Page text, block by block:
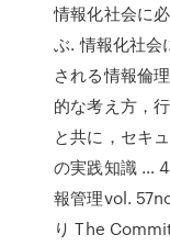
情報化社会に
ぶ. 情報化社会
される情報倫
的な考え方，
と共に，セキ
の実践知識 …
報管理vol.
り The